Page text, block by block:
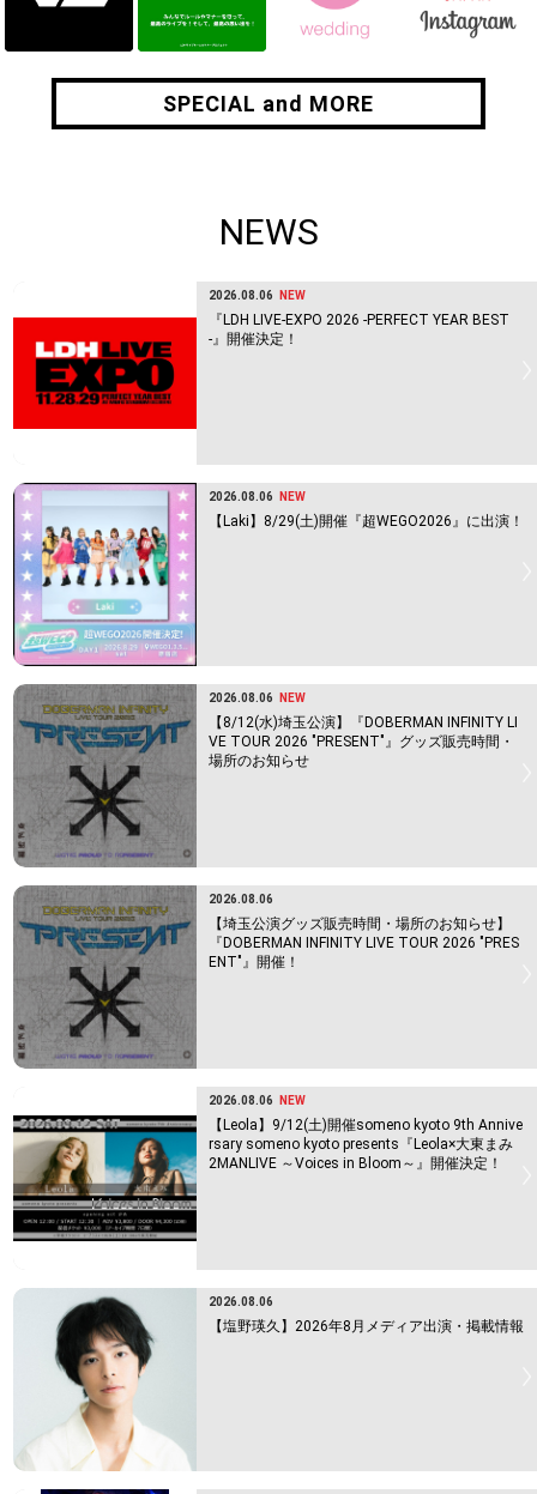
SPECIAL and MORE
SPECIAL and MORE
NEWS
2026.08.06 NEW
『LDH LIVE-EXPO 2026 -PERFECT YEAR BEST
-』開催決定！
2026.08.06 NEW
【Laki】8/29(土)開催『超WEGO2026』に出演！
2026.08.06 NEW
【8/12(水)埼玉公演】『DOBERMAN INFINITY LI
VE TOUR 2026 "PRESENT"』グッズ販売時間・
場所のお知らせ
2026.08.06
【埼玉公演グッズ販売時間・場所のお知らせ】
『DOBERMAN INFINITY LIVE TOUR 2026 "PRES
ENT"』開催！
2026.08.06 NEW
【Leola】9/12(土)開催someno kyoto 9th Annive
rsary someno kyoto presents『Leola×大東まみ
2MANLIVE ～Voices in Bloom～』開催決定！
2026.08.06
【塩野瑛久】2026年8月メディア出演・掲載情報